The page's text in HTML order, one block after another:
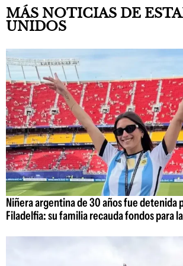
MÁS NOTICIAS DE
UNIDOS
Niñera argentina de 30 años fue detenida
Filadelfia: su familia recauda fondos para